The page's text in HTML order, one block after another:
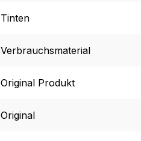
Tinten
Verbrauchsmaterial
Original Produkt
Original